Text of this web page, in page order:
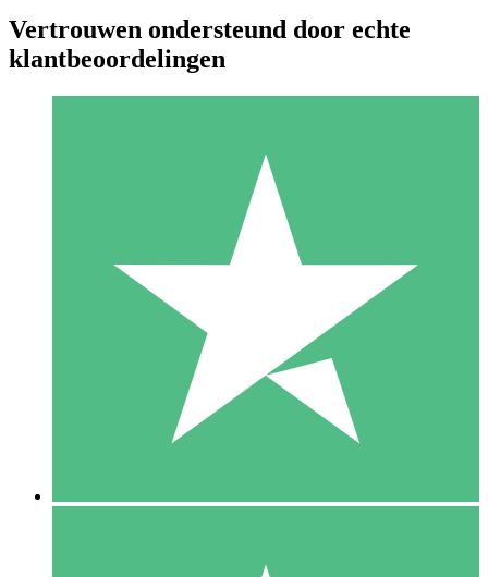
Individuele Creditpakketten
Betaal per gebruik met downloadtegoeden. Geen maandelijkse
1000
Vertrouwen ondersteund door echte
klantbeoordelingen